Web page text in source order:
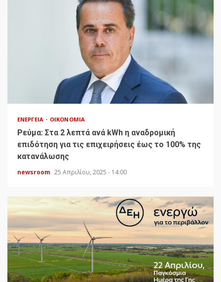
ΕΝΈΡΓΕΙΑ ΟΙΚΟΝΟΜΊΑ
Ρεύμα: Στα 2 λεπτά ανά kWh η αναδρομική
επιδότηση για τις επιχειρήσεις έως το 100% της
κατανάλωσης
newsroom 25 Απριλίου, 2025 - 14:00